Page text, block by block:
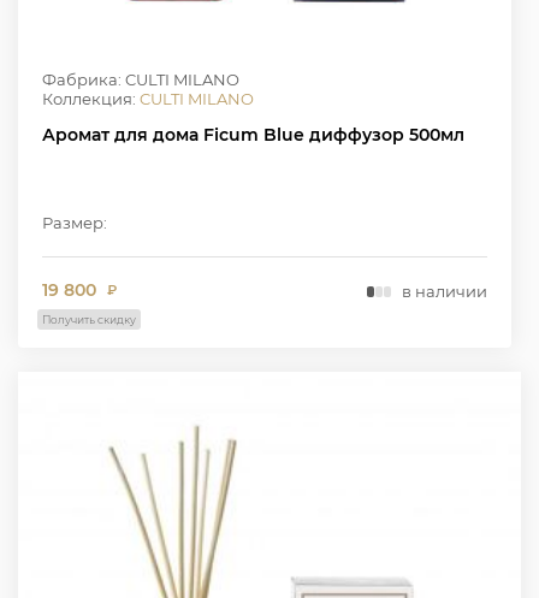
Фабрика: CULTI MILANO
Коллекция: CULTI MILANO
Аромат для дома Ficum Blue диффузор 500мл
Размер:
19 800 ₽ в наличии
Получить скидку